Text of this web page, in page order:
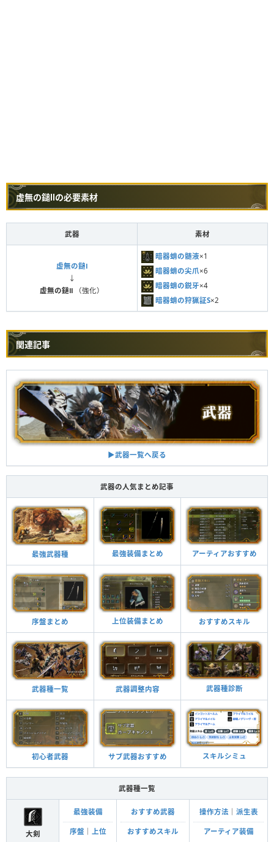
虚無の鎚Ⅱの必要素材
武器 素材
虚無の鎚Ⅰ
↓
虚無の鎚Ⅱ （強化）
暗器蛸の髄液×1
暗器蛸の尖爪×6
暗器蛸の鋭牙×4
暗器蛸の狩猟証S×2
関連記事
▶︎武器一覧へ戻る
武器の人気まとめ記事
最強武器種 最強装備まとめ アーティアおすすめ
序盤まとめ 上位装備まとめ おすすめスキル
武器種一覧 武器調整内容 武器種診断
初心者武器 サブ武器おすすめ スキルシミュ
武器種一覧
大剣
最強装備
序盤 上位
おすすめ武器
おすすめスキル
操作方法 派生表
アーティア装備